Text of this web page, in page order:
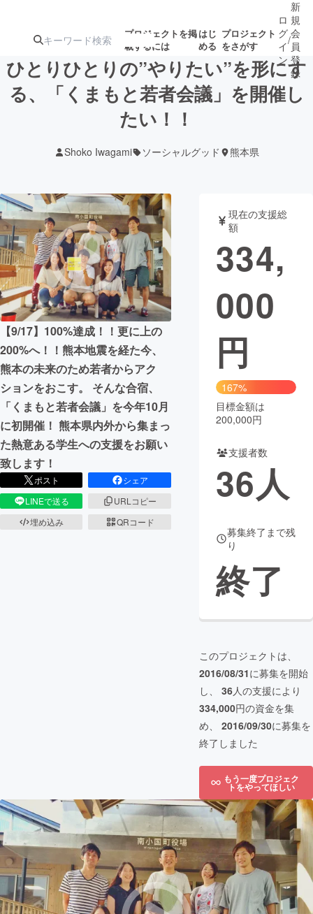
プロジェクトを掲
載するには
はじ
める
プロジェクト
をさがす
注目の新着プロ 募集終了が近いプ
テクノロジー・ガジェット
映像・映画 書籍・雑誌
ビジネス・起業 チャレンジ
まちづくり・地域活性化
CAMPFIRE for Social Good
CAMPFIRE Creation
CAMPFIREふるさと納税machi-ya コミュニティ
ロ
グ
イ
ン
/
新
規
会
員
登
録
ひとりひとりの”やりたい”を形にす
る、「くまもと若者会議」を開催し
たい！！
Shoko Iwagami ソーシャルグッド 熊本県
【9/17】100%達成！！更に上の
200%へ！！熊本地震を経た今、
熊本の未来のため若者からアク
ションをおこす。 そんな合宿、
「くまもと若者会議」を今年10月
に初開催！ 熊本県内外から集まっ
た熱意ある学生への支援をお願い
致します！
ポスト
シェア
LINEで送る
URLコピー
埋め込み
QRコード
現在の支援総
額
334,
000
円
167%
目標金額は
200,000円
支援者数
36人
募集終了まで残
り
終了
このプロジェクトは、
2016/08/31に募集を開始
し、 36人の支援により
334,000円の資金を集
め、 2016/09/30に募集を
終了しました
もう一度プロジェク
トをやってほしい